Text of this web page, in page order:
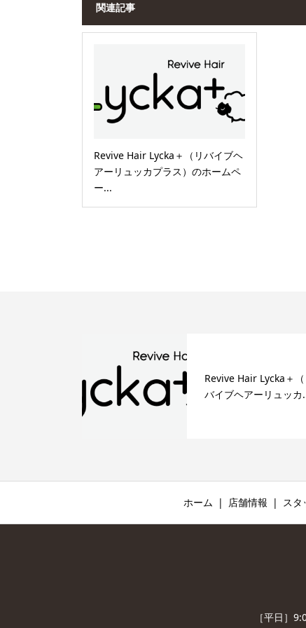
関連記事
Revive Hair Lycka＋（リバイブヘ
アーリュッカプラス）のホームペ
ー...
Revive Hair Lycka＋（
バイブヘアーリュッカ
ホーム 店舗情報 スタ
［平日］